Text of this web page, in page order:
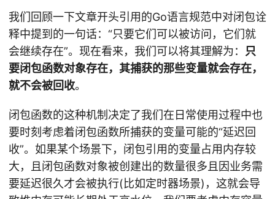
我们回顾一下文章开头引用的Go语言规范中对闭包诠
释中提到的一句话：“只要它们可以被访问，它们就
会继续存在”。现在看来，我们可以将其理解为： 只
要闭包函数对象存在，其捕获的那些变量就会存在，
就不会被回收。
闭包函数的这种机制决定了我们在日常使用过程中也
要时刻考虑着闭包函数所捕获的变量可能的“延迟回
收”。如果某个场景下，闭包引用的变量占用内存较
大，且闭包函数对象被创建出的数量很多且因业务需
要延迟很久才会被执行(比如定时器场景)，这就会导